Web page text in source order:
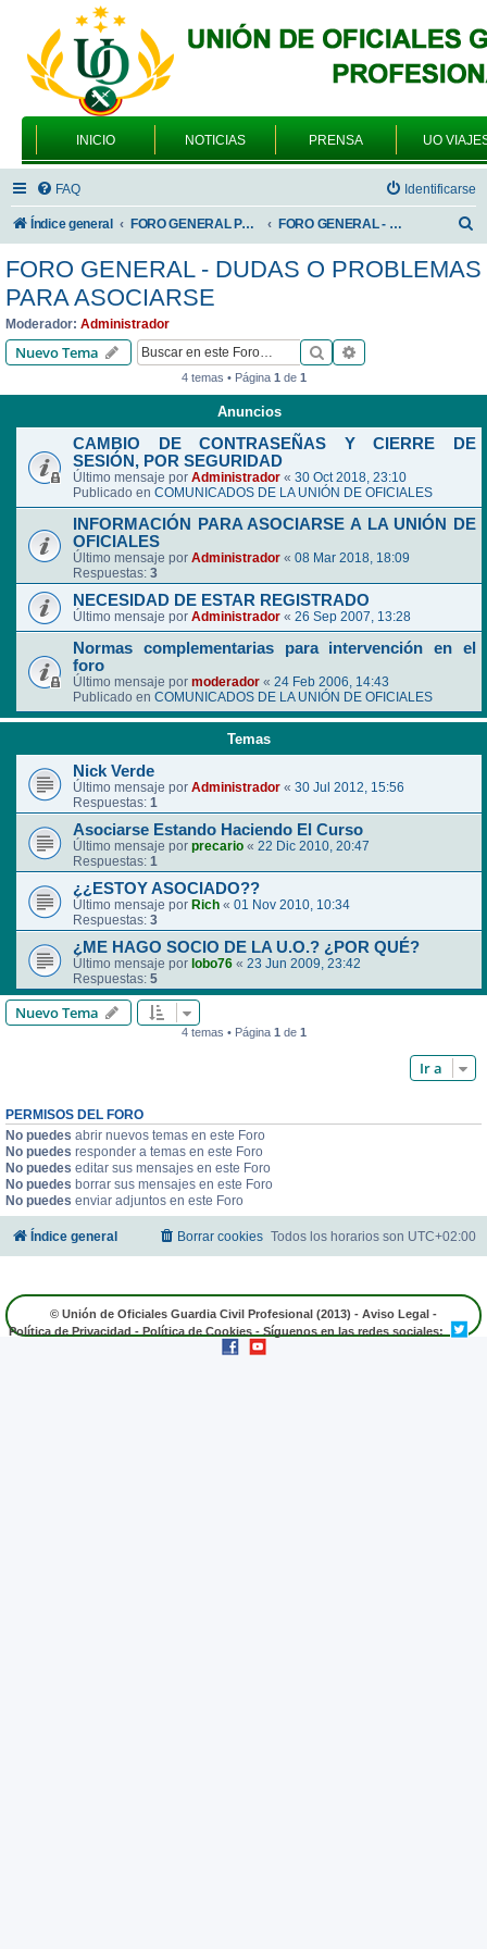
INICIO NOTICIAS PRENSA UO
FAQ Identificarse
Índice general FORO GENERAL PARA TODOS LOS USUARIOS FORO GENERAL - DUDAS O PROBLEMAS PARA ASOCIARSE
s
FORO GENERAL - DUDAS O PROBLEMAS
PARA ASOCIARSE
Moderador: Administrador
Nuevo Tema Buscar
4 temas • Página 1de 1
Anuncios
CAMBIO DE CONTRASEÑAS Y CIERRE DE
SESIÓN, POR SEGURIDAD
Último mensaje por Administrador « 30 Oct 2018, 23:10
Publicado en COMUNICADOS DE LA UNIÓN DE OFICIALES
INFORMACIÓN PARA ASOCIARSE A LA UNIÓN DE
OFICIALES
Último mensaje por Administrador « 08 Mar 2018, 18:09
Respuestas: 3
NECESIDAD DE ESTAR REGISTRADO
Último mensaje por Administrador « 26 Sep 2007, 13:28
Normas complementarias para intervención en el
foro
Último mensaje por moderador « 24 Feb 2006, 14:43
Publicado en COMUNICADOS DE LA UNIÓN DE OFICIALES
Temas
Nick Verde
Último mensaje por Administrador « 30 Jul 2012, 15:56
Respuestas: 1
Asociarse Estando Haciendo El Curso
Último mensaje por precario « 22 Dic 2010, 20:47
Respuestas: 1
¿¿ESTOY ASOCIADO??
Último mensaje por Rich « 01 Nov 2010, 10:34
Respuestas: 3
¿ME HAGO SOCIO DE LA U.O.? ¿POR QUÉ?
Último mensaje por lobo76 « 23 Jun 2009, 23:42
Respuestas: 5
Nuevo Tema
4 temas • Página 1de 1
Ir a
PERMISOS DEL FORO
No puedes abrir nuevos temas en este Foro
No puedes responder a temas en este Foro
No puedes editar sus mensajes en este Foro
No puedes borrar sus mensajes en este Foro
No puedes enviar adjuntos en este Foro
Índice general Todos los horarios son UTC+02:00
Borrar cookies
© Unión de Oficiales Guardia Civil Profesional (2013) - Aviso Legal -
Política de Privacidad-Política de Cookies- Síguenos en las redes sociales: